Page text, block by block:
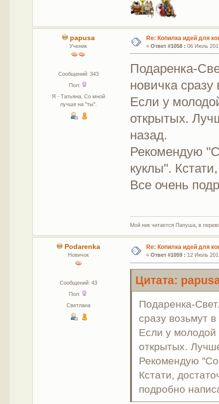
papusa
Ученик
Сообщений: 343
Пол:
Я - Татьяна. Со мной
лучше на "ты".
Re: Копилка идей для
« Ответ #1058 : 06 Июль
Подаренка-
новичка
Если у
открытых.
назад.
Рекомендую
куклы".
Все очень
Мой ник читается Папуша, в
Podarenka
Новичок
Сообщений: 43
Пол:
Светлана
Re: Копилка идей для
« Ответ #1059 : 12 Июль
Цитата:
Подаренка-
сразу возьмут
Если у
открытых.
Рекомендую
Кстати,
подробно